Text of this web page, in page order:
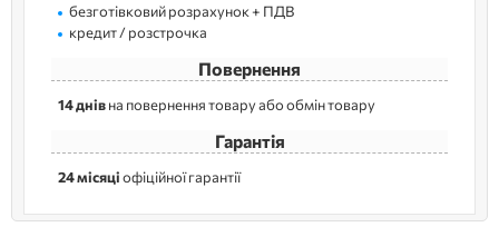
безготівковий розрахунок + ПДВ
кредит / розстрочка
Повернення
14 днівна повернення товару або обмін товару
Гарантія
24 місяціофіційної гарантії